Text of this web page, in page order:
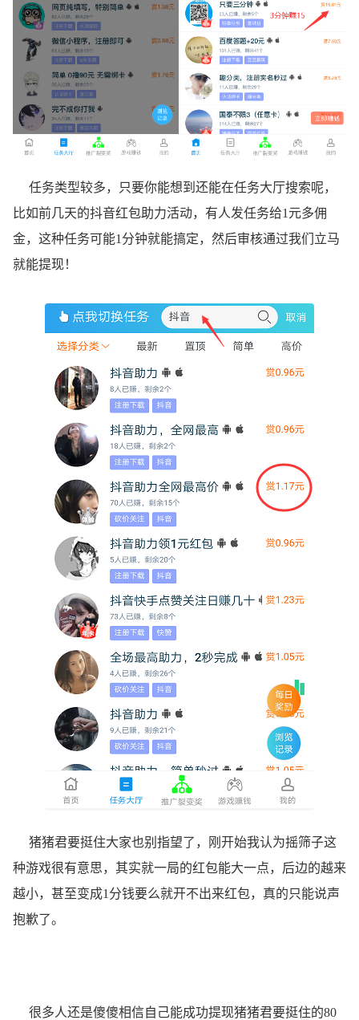
任务类型较多，只要你能想到还能在任务大厅搜索呢，
比如前几天的抖音红包助力活动，有人发任务给1元多佣
金，这种任务可能1分钟就能搞定，然后审核通过我们立马
就能提现！
猪猪君要挺住大家也别指望了，刚开始我认为摇筛子这
种游戏很有意思，其实就一局的红包能大一点，后边的越来
越小，甚至变成1分钱要么就开不出来红包，真的只能说声
抱歉了。
很多人还是傻傻相信自己能成功提现猪猪君要挺住的80